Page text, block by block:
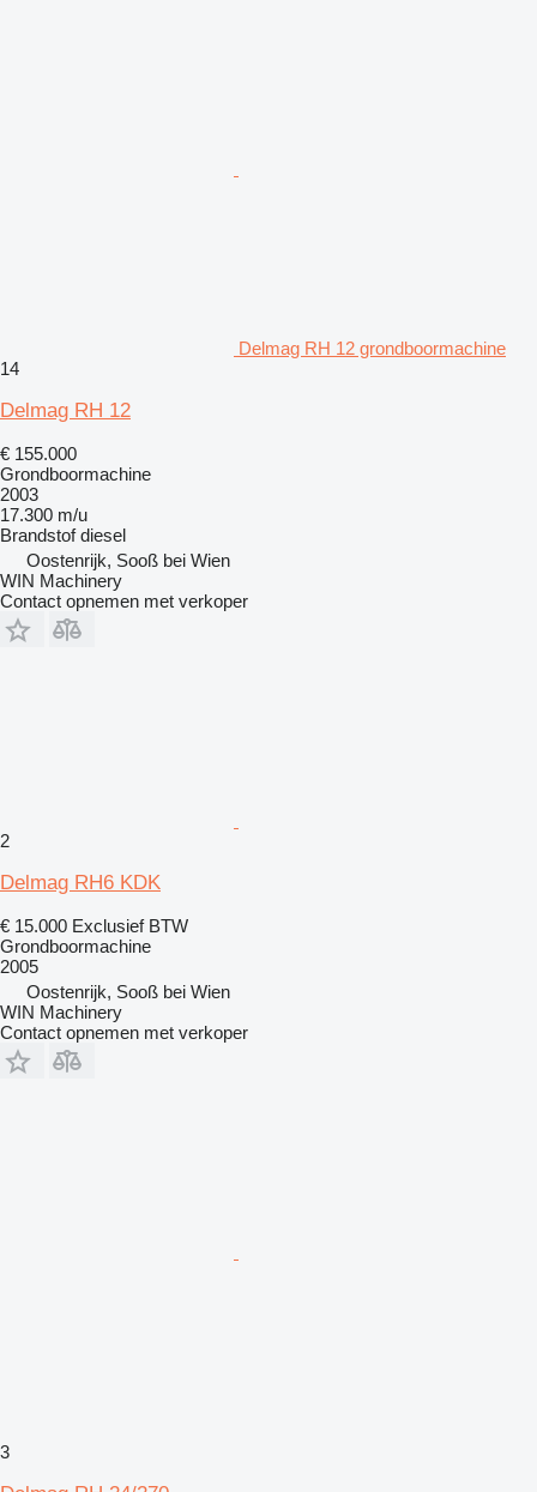
Delmag RH 12 grondboormachine
14
Delmag RH 12
€ 155.000
Grondboormachine
2003
17.300 m/u
Brandstof diesel
Oostenrijk, Sooß bei Wien
WIN Machinery
Contact opnemen met verkoper
2
Delmag RH6 KDK
€ 15.000 Exclusief BTW
Grondboormachine
2005
Oostenrijk, Sooß bei Wien
WIN Machinery
Contact opnemen met verkoper
3